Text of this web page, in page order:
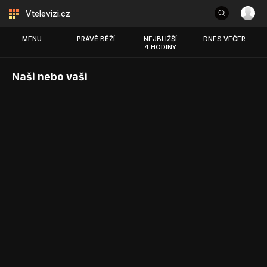
Vtelevizi.cz
MENU PRÁVĚ BĚŽÍ
NEJBLIŽŠÍ
4 HODINY
DNES VEČER
Naši nebo vaši